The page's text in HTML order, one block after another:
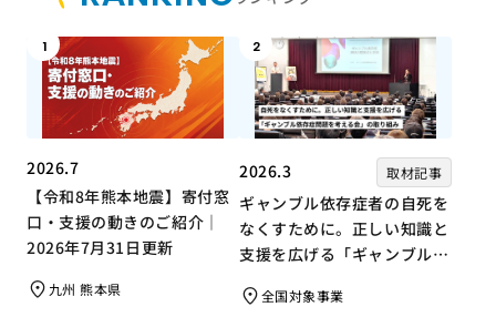
1
2026.7
【令和8年熊本地震】寄付窓
口・支援の動きのご紹介｜
2026年7月31日更新
九州 熊本県
2
2026.3 取材記事
ギャンブル依存症者の自死を
なくすために。正しい知識と
支援を広げる「ギャンブル依
組み全国対象事業